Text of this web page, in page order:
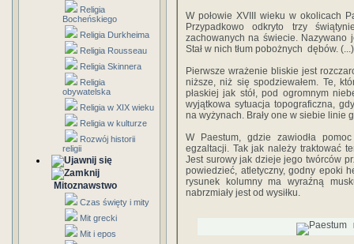
Religia
Bocheńskiego
Religia Durkheima
Religia Rousseau
Religia Skinnera
Religia
obywatelska
Religia w XIX wieku
Religia w kulturze
Rozwój historii
religii
Mitoznawstwo
Czas święty i mity
Mit grecki
Mit i epos
W połowie XVIII wieku w okolicach
Przy­padkowo odkryto trzy
zachowanych na świecie. Nazywano
Stał w nich tłum po­bożnych dębów. (...)
Pierwsze wrażenie bliskie jest
niższe, niż się spodziewałem. Te,
płaskiej jak stół, pod ogromnym
wyjątkowa sytuacja topograficzna,
na wyżynach. Brały one w siebie linie
W Paestum, gdzie zawiodła
egzaltacji. Tak jak należy traktować
Jest surowy jak dzieje jego twórców
powiedzieć, atletyczny, godny epoki
rysunek kolum­ny ma wyraźną
nabrzmiały jest od wy­siłku.